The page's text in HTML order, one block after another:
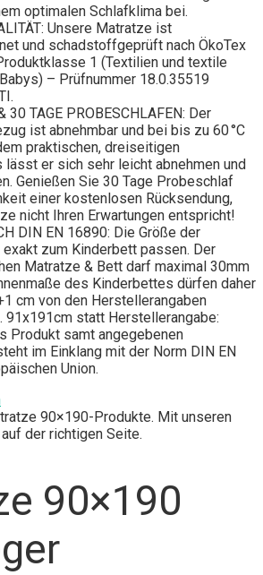
optimalen Schlafklima bei.
Unsere Matratze ist
und schadstoffgeprüft nach ÖkoTex
1 (Textilien und textile
– Prüfnummer 18.0.35519
30 TAGE PROBESCHLAFEN: Der
ist abnehmbar und bei bis zu 60 °C
praktischen, dreiseitigen
lässt er sich sehr leicht abnehmen und
Genießen Sie 30 Tage Probeschlaf
einer kostenlosen Rücksendung,
nicht Ihren Erwartungen entspricht!
DIN EN 16890: Die Größe der
zum Kinderbett passen. Der
Matratze & Bett darf maximal 30mm
des Kinderbettes dürfen daher
cm von den Herstellerangaben
91x191cm statt Herstellerangabe:
Produkt samt angegebenen
im Einklang mit der Norm DIN EN
Union.
90×190-Produkte. Mit unseren
der richtigen Seite.
90×190